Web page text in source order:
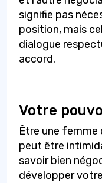
signifie pas
position, mais
dialogue
accord.
Votre
Être une femme
peut être
savoir bien
développer